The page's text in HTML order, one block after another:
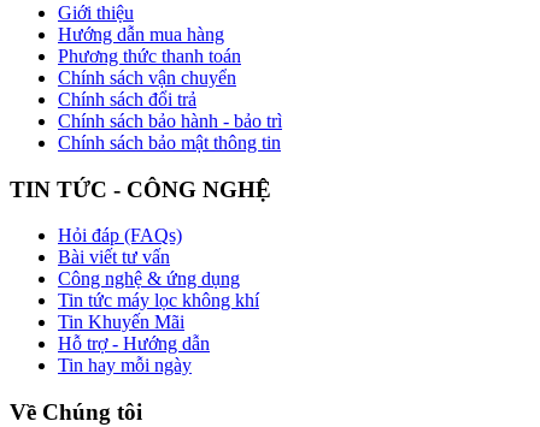
Giới thiệu
Hướng dẫn mua hàng
Phương thức thanh toán
Chính sách vận chuyển
Chính sách đổi trả
Chính sách bảo hành - bảo trì
Chính sách bảo mật thông tin
TIN TỨC - CÔNG NGHỆ
Hỏi đáp (FAQs)
Bài viết tư vấn
Công nghệ & ứng dụng
Tin tức máy lọc không khí
Tin Khuyến Mãi
Hỗ trợ - Hướng dẫn
Tin hay mỗi ngày
Về Chúng tôi